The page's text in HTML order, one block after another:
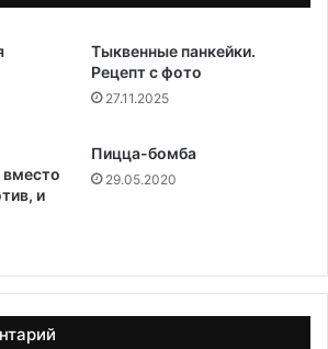
Тыквенные панкейки.
Рецепт с фото
27.11.2025
и
Пицца-бомба
29.05.2020